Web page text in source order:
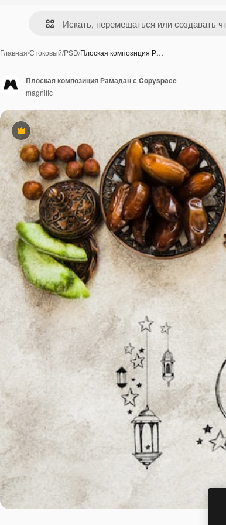
Главная/Стоковый/PSD/Плоская композиция Р…
Премиум
Плоская композиция Рамадан с Copyspace
magnific